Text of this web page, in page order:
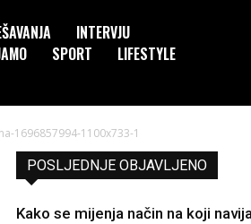
INTERVJU
SPORT
LIFESTYLE
1696857994-1100x733-1
POSLJEDNJE OBJAVLJENO
Kako se mijenja način na koji